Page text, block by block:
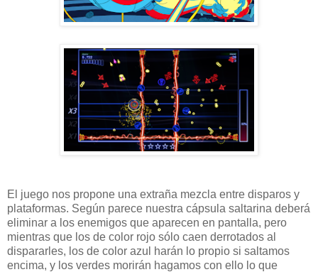
El juego nos propone una extraña mezcla entre disparos y
plataformas. Según parece nuestra cápsula saltarina deberá
eliminar a los enemigos que aparecen en pantalla, pero
mientras que los de color rojo sólo caen derrotados al
dispararles, los de color azul harán lo propio si saltamos
encima, y los verdes morirán hagamos con ello lo que